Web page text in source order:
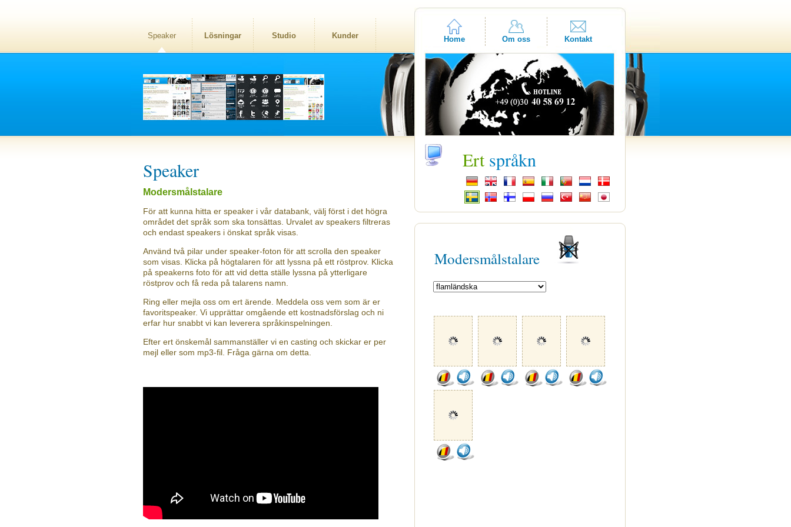
Speaker Lösningar Studio Kunder Home Om oss Kontakt
Speaker
Modersmålstalare
För att kunna hitta er speaker i vår databank, välj först i det högra
området det språk som ska tonsättas. Urvalet av speakers filtreras
och endast speakers i önskat språk visas.
Använd två pilar under speaker-foton för att scrolla den speaker
som visas. Klicka på högtalaren för att lyssna på ett röstprov. Klicka
på speakerns foto för att vid detta ställe lyssna på ytterligare
röstprov och få reda på talarens namn.
Ring eller mejla oss om ert ärende. Meddela oss vem som är er
favoritspeaker. Vi upprättar omgående ett kostnadsförslag och ni
erfar hur snabbt vi kan leverera språkinspelningen.
Efter ert önskemål sammanställer vi en casting och skickar er per
mejl eller som mp3-fil. Fråga gärna om detta.
Ert språkn
Modersmålstalare